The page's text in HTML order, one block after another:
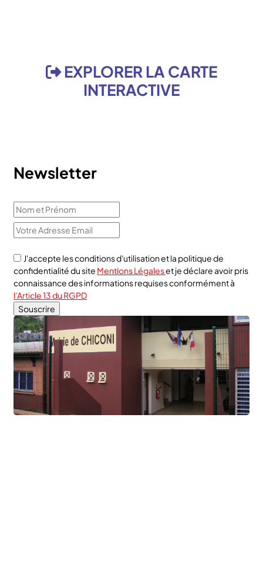
EXPLORER LA CARTE
INTERACTIVE
Newsletter
J'accepte les conditions d'utilisation et la politique de
confidentialité du site Mentions Légaleset je déclare avoir pris
connaissance des informations requises conformément à
l’Article 13 du RGPD